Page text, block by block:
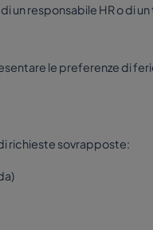
un responsabile HR o di
le preferenze di
richieste sovrapposte: